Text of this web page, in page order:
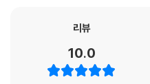
038. 신발 가게
039. 안경점
영단어 1000개를 ‘3가지 핵심 주
리뷰
10.0